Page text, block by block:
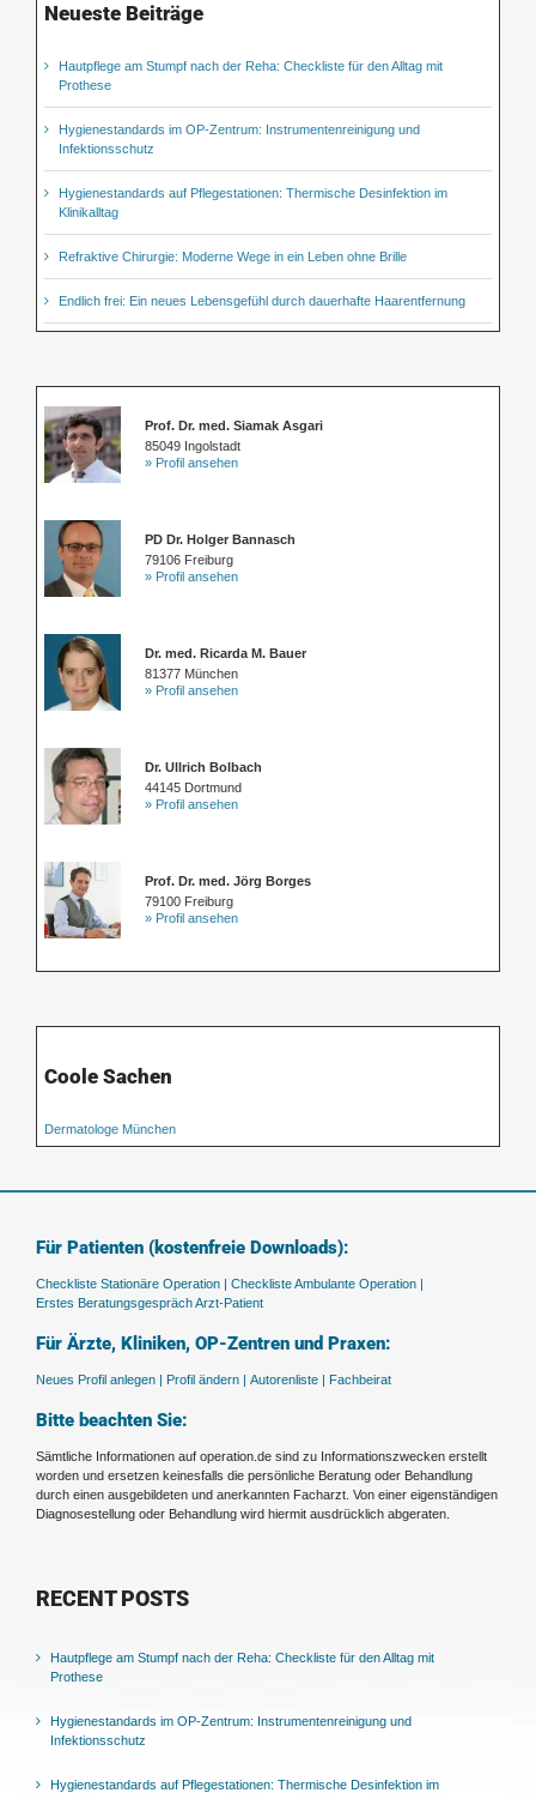
Neueste Beiträge
Hautpflege am Stumpf nach der Reha: Checkliste für den Alltag mit
Prothese
Hygienestandards im OP-Zentrum: Instrumentenreinigung und
Infektionsschutz
Hygienestandards auf Pflegestationen: Thermische Desinfektion im
Klinikalltag
Refraktive Chirurgie: Moderne Wege in ein Leben ohne Brille
Endlich frei: Ein neues Lebensgefühl durch dauerhafte Haarentfernung
Prof. Dr. med. Siamak Asgari
85049 Ingolstadt
» Profil ansehen
PD Dr. Holger Bannasch
79106 Freiburg
» Profil ansehen
Dr. med. Ricarda M. Bauer
81377 München
» Profil ansehen
Dr. Ullrich Bolbach
44145 Dortmund
» Profil ansehen
Prof. Dr. med. Jörg Borges
79100 Freiburg
» Profil ansehen
Coole Sachen
Dermatologe München
Für Patienten (kostenfreie Downloads):
Checkliste Stationäre Operation | Checkliste Ambulante Operation |
Erstes Beratungsgespräch Arzt-Patient
Für Ärzte, Kliniken, OP-Zentren und Praxen:
Neues Profil anlegen | Profil ändern | Autorenliste | Fachbeirat
Bitte beachten Sie:
Sämtliche Informationen auf operation.de sind zu Informationszwecken erstellt
worden und ersetzen keinesfalls die persönliche Beratung oder Behandlung
durch einen ausgebildeten und anerkannten Facharzt. Von einer eigenständigen
Diagnosestellung oder Behandlung wird hiermit ausdrücklich abgeraten.
RECENT POSTS
Hautpflege am Stumpf nach der Reha: Checkliste für den Alltag mit
Prothese
Hygienestandards im OP-Zentrum: Instrumentenreinigung und
Infektionsschutz
Hygienestandards auf Pflegestationen: Thermische Desinfektion im